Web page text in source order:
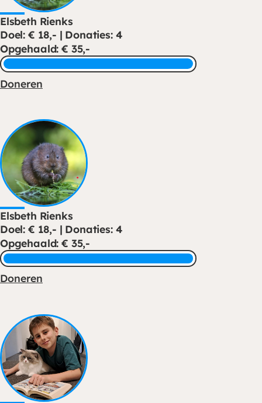
Elsbeth Rienks
Doel: € 18,- | Donaties: 4
Opgehaald: € 35,-
Doneren
Elsbeth Rienks
Doel: € 18,- | Donaties: 4
Opgehaald: € 35,-
Doneren